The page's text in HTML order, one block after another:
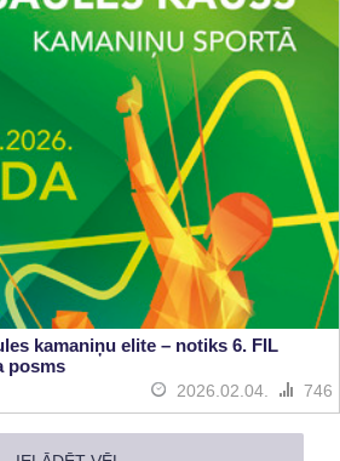
kamaniņu elite – notiks 6. FIL
posms
2026.02.04. 746